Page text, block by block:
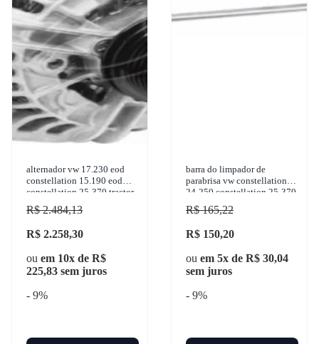
alternador vw 17.230 eod
constellation 15.190 eod
constellation 25-370 tractor
constellation
R$ 2.484,13
R$ 2.258,30
ou em 10x de R$
225,83 sem juros
- 9%
barra do limpador de
parabrisa vw constellation
24-250 constellation 25-370
tractor constellation
R$ 165,22
R$ 150,20
ou em 5x de R$ 30,04
sem juros
- 9%